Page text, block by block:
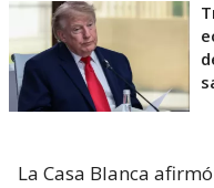
La Casa Blanca